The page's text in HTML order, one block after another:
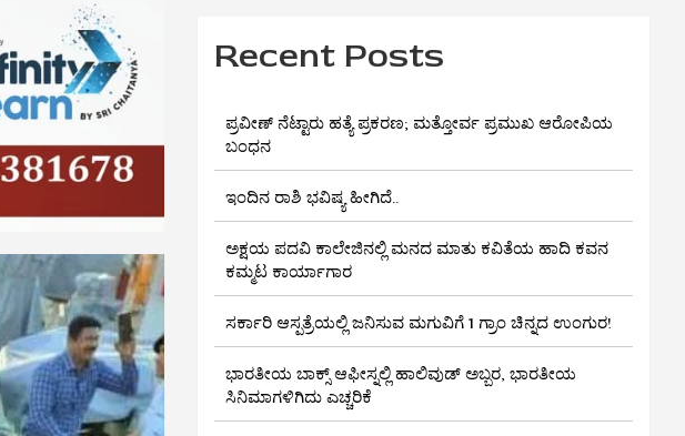
Recent Posts
ಪ್ರವೀಣ್ ನೆಟ್ಟಾರು ಹತ್ಯೆ ಪ್ರಕರಣ; ಮತ್ತೋರ್ವ ಪ್ರಮುಖ ಆರೋಪಿಯ
ಬಂಧನ
ಇಂದಿನ ರಾಶಿ ಭವಿಷ್ಯ ಹೀಗಿದೆ..
ಅಕ್ಷಯ ಪದವಿ ಕಾಲೇಜಿನಲ್ಲಿ ಮನದ ಮಾತು ಕವಿತೆಯ ಹಾದಿ ಕವನ
ಕಮ್ಮಟ ಕಾರ್ಯಾಗಾರ
ಸರ್ಕಾರಿ ಆಸ್ಪತ್ರೆಯಲ್ಲಿ ಜನಿಸುವ ಮಗುವಿಗೆ 1 ಗ್ರಾಂ ಚಿನ್ನದ ಉಂಗುರ!
ಭಾರತೀಯ ಬಾಕ್ಸ್ ಆಫೀಸ್ನಲ್ಲಿ ಹಾಲಿವುಡ್ ಅಬ್ಬರ, ಭಾರತೀಯ
ಸಿನಿಮಾಗಳಿಗಿದು ಎಚ್ಚರಿಕೆ